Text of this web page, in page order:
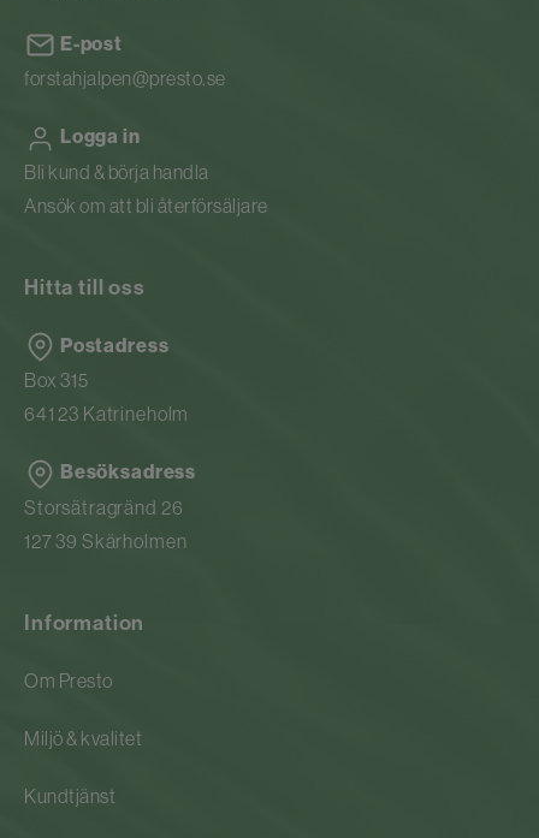
E-post
forstahjalpen@presto.se
Logga in
Bli kund & börja handla
Ansök om att bli återförsäljare
Hitta till oss
Postadress
Box 315
641 23 Katrineholm
Besöksadress
Storsätragränd 26
127 39 Skärholmen
Information
Om Presto
Miljö & kvalitet
Kundtjänst